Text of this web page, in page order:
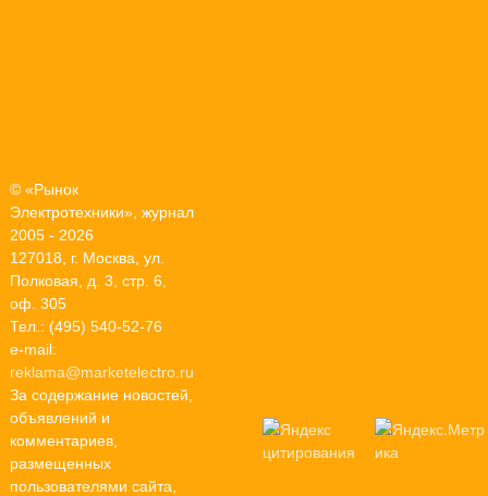
© «Рынок
Электротехники», журнал
2005 - 2026
127018, г. Москва, ул.
Полковая, д. 3, стр. 6,
оф. 305
Тел.: (495) 540-52-76
e-mail:
reklama@marketelectro.ru
За содержание новостей,
объявлений и
комментариев,
размещенных
пользователями сайта,